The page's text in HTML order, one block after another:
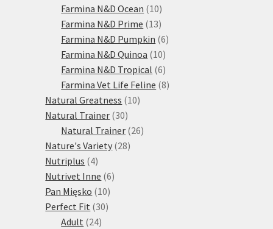
Farmina N&D Ocean 1010
produktů
Farmina N&D Prime 1313
produktů
Farmina N&D Pumpkin 66
Farmina N&D Quinoa 1010
produktů
Farmina N&D Tropical 66
produktů
Farmina Vet Life Feline 88
Natural Greatness 1010
Natural Trainer 3030
produktů
Natural Trainer 2626
Nature's Variety 2828
Nutriplus 44
produkty
Nutrivet Inne 66
Pan Mięsko 1010
produktů
Perfect Fit 3030
Adult 2424